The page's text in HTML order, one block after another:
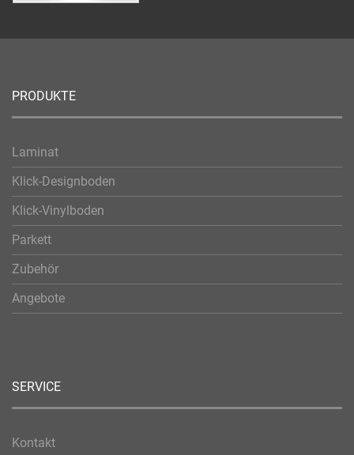
PRODUKTE
Laminat
Klick-Designboden
Klick-Vinylboden
Parkett
Zubehör
Angebote
SERVICE
Kontakt